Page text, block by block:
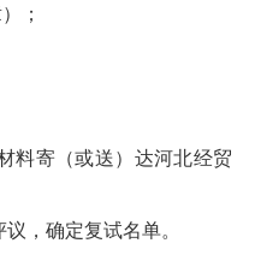
；
寄（或送）达河北经贸
，确定复试名单。